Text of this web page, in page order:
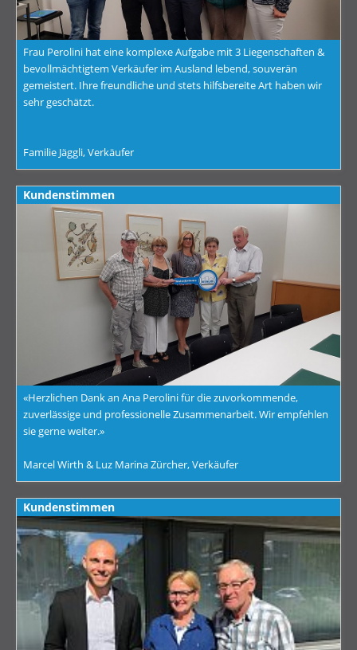
Frau Perolini hat eine komplexe Aufgabe mit 3 Liegenschaften &
bevollmächtigtem Verkäufer im Ausland lebend, souverän
gemeistert. Ihre freundliche und stets hilfsbereite Art haben wir
sehr geschätzt.
Familie Jäggli, Verkäufer
Kundenstimmen
«Herzlichen Dank an Ana Perolini für die zuvorkommende,
zuverlässige und professionelle Zusammenarbeit. Wir empfehlen
sie gerne weiter.»
Marcel Wirth & Luz Marina Zürcher, Verkäufer
Kundenstimmen